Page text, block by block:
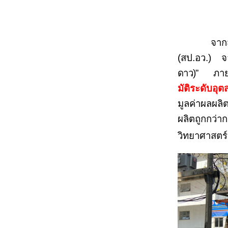
จากสำนั
(สป.อว.)
ดาว)”ภายใ
มัติระดับอุต
มูลค่าผลผลิ
ผลิตถูกกว่
วิทยาศาสต